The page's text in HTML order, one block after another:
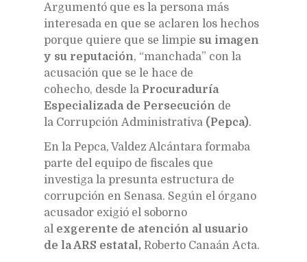
Argumentó que es la persona más
interesada en que se aclaren los hechos
porque quiere que se limpie su imagen
y su reputación, “manchada” con la
acusación que se le hace de
cohecho, desde la Procuraduría
Especializada de Persecución de
la Corrupción Administrativa (Pepca).
En la Pepca, Valdez Alcántara formaba
parte del equipo de fiscales que
investiga la presunta estructura de
corrupción en Senasa. Según el órgano
acusador exigió el soborno
al exgerente de atención al usuario
de la ARS estatal, Roberto Canaán Acta.